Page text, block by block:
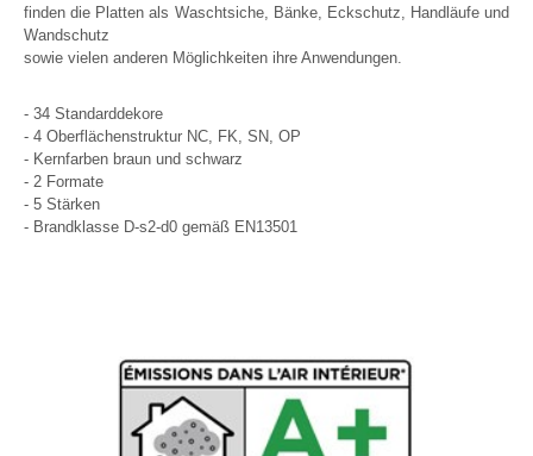
finden die Platten als Waschtsiche, Bänke, Eckschutz, Handläufe und
Wandschutz
sowie vielen anderen Möglichkeiten ihre Anwendungen.
- 34 Standarddekore
- 4 Oberflächenstruktur NC, FK, SN, OP
- Kernfarben braun und schwarz
- 2 Formate
- 5 Stärken
- Brandklasse D-s2-d0 gemäß EN13501